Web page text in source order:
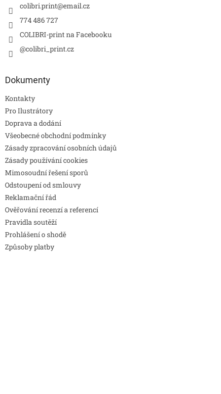
colibri.print@email.cz
774 486 727
COLIBRI-print na Facebooku
@colibri_print.cz
Dokumenty
Kontakty
Pro Ilustrátory
Doprava a dodání
Všeobecné obchodní podmínky
Zásady zpracování osobních údajů
Zásady používání cookies
Mimosoudní řešení sporů
Odstoupení od smlouvy
Reklamační řád
Ověřování recenzí a referencí
Pravidla soutěží
Prohlášení o shodě
Způsoby platby